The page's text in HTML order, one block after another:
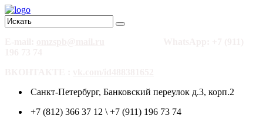
Санкт-Петербург, Банковский переулок д.3, корп.2
+7 (812) 366 37 12 \ +7 (911) 196 73 74